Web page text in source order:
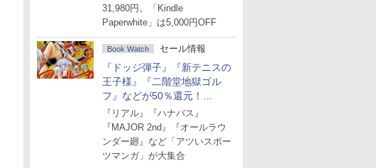
31,980円。「Kindle
Paperwhite」は5,000円OFF
Book Watch セール情報
『ドッジ弾子』『新テニスの
王子様』『二階堂地獄ゴル
フ』などが50％還元！
Amazonマンガ週末セール
『リアル』『ハナバス』
『MAJOR 2nd』『オールラウ
ンダー廻』など「アツいスポー
ツマンガ」が大集合